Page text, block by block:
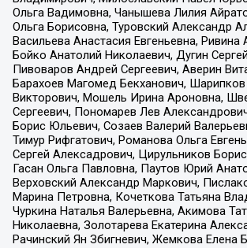
Ольга Вадимовна, Чанышева Лилия
Ольга Борисовна, Туровский Александр
Васильева Анастасия Евгеньевна, Ривина
Бойко Анатолий Николаевич, Дугин
Пивоваров Андрей Сергеевич, Аверин
Барахоев Магомед Бекханович,
Викторович, Мошель Ирина Ароновна,
Сергеевич, Пономарев Лев
Борис Юльевич, Созаев Валерий
Тимур Рифгатович, Романова Ольга
Сергей Алексадрович, Цирульников
Гасан Ольга Павловна, Паутов Юрий
Верховский Александр Маркович,
Марина Петровна, Кочеткова Татьяна
Чуркина Наталья Валерьевна, Акимова
Николаевна, Золотарева Екатерина
Рачинский Ян Збигневич, Жемкова Елена